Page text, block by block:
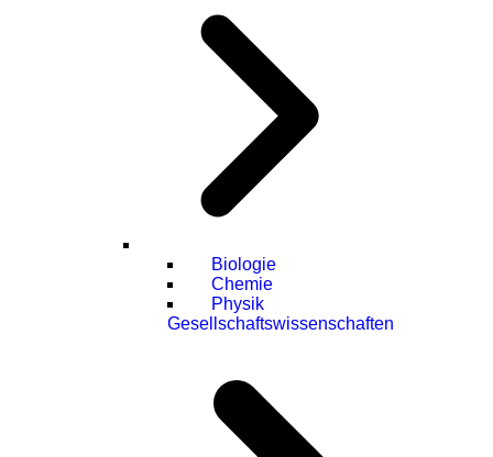
Biologie
Chemie
Physik
Gesellschaftswissenschaften